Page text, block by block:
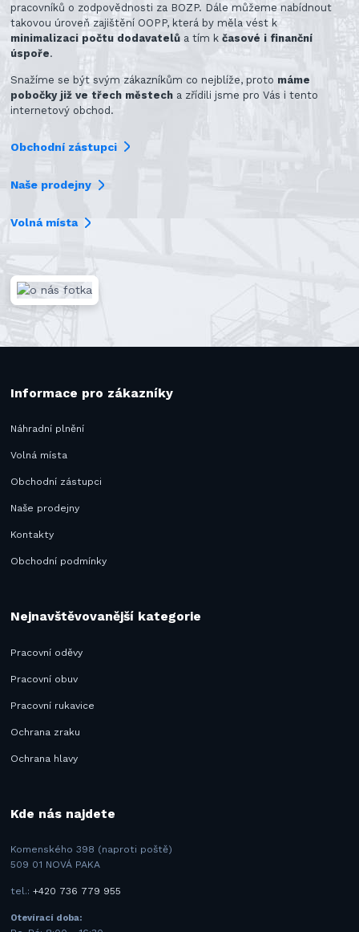
pracovníků o zodpovědnosti za BOZP. Dále můžeme nabídnout
takovou úroveň zajištění OOPP, která by měla vést k
minimalizaci počtu dodavatelů a tím kčasové i finanční
úspoře.
Snažíme se být svým zákazníkům co nejblíže, proto máme
pobočky již ve třech městech a zřídili jsme pro Vás i tento
internetový obchod.
Obchodní zástupci
Naše prodejny
Volná místa
Informace pro zákazníky
Náhradní plnění
Volná místa
Obchodní zástupci
Naše prodejny
Kontakty
Obchodní podmínky
Nejnavštěvovanější kategorie
Pracovní oděvy
Pracovní obuv
Pracovní rukavice
Ochrana zraku
Ochrana hlavy
Kde nás najdete
Komenského 398 (naproti poště)
509 01 NOVÁ PAKA
tel.:+420 736 779 955
Otevírací doba: